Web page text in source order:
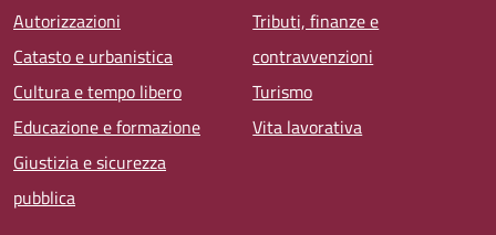
Autorizzazioni
Catasto e urbanistica
Cultura e tempo libero
Educazione e formazione
Giustizia e sicurezza
pubblica
Tributi, finanze e
contravvenzioni
Turismo
Vita lavorativa